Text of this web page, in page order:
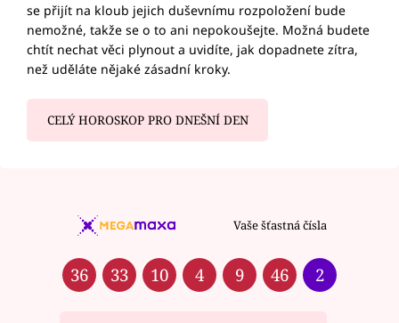
se přijít na kloub jejich duševnímu rozpoložení bude
nemožné, takže se o to ani nepokoušejte. Možná budete
chtít nechat věci plynout a uvidíte, jak dopadnete zítra,
než uděláte nějaké zásadní kroky.
CELÝ HOROSKOP PRO DNEŠNÍ DEN
Vaše šťastná čísla
36 33 10 4 9 46 2